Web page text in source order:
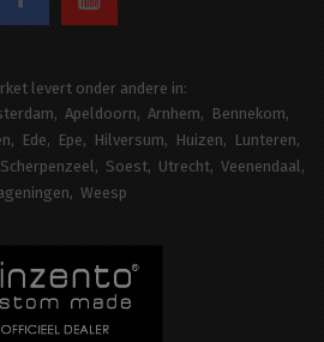
levert onder andere in:
Apeldoorn Arnhem
Bennekom
Ede Epe Hilversum Huizen
Lunteren
Scherpenzeel Soest Utrecht Veenendaal
Weesp